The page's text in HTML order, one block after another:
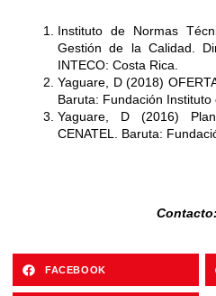
Instituto de Normas
Gestión de la Calidad.
INTECO: Costa Rica.
Yaguare, D (2018)
Baruta: Fundación
Yaguare, D (2016)
CENATEL. Baruta:
Contacto:
FACEBOOK